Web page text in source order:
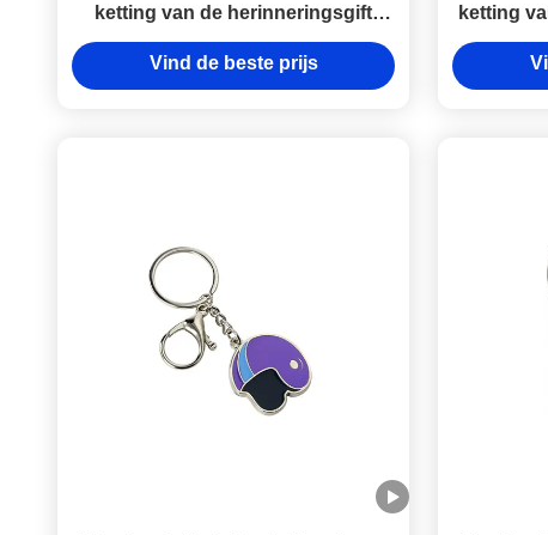
ketting van de herinneringsgift
Leuk van de het Ijzerster Zeer
belangrijk de kettings Bulk
Vind de beste prijs
ketting
Leuke
Plain